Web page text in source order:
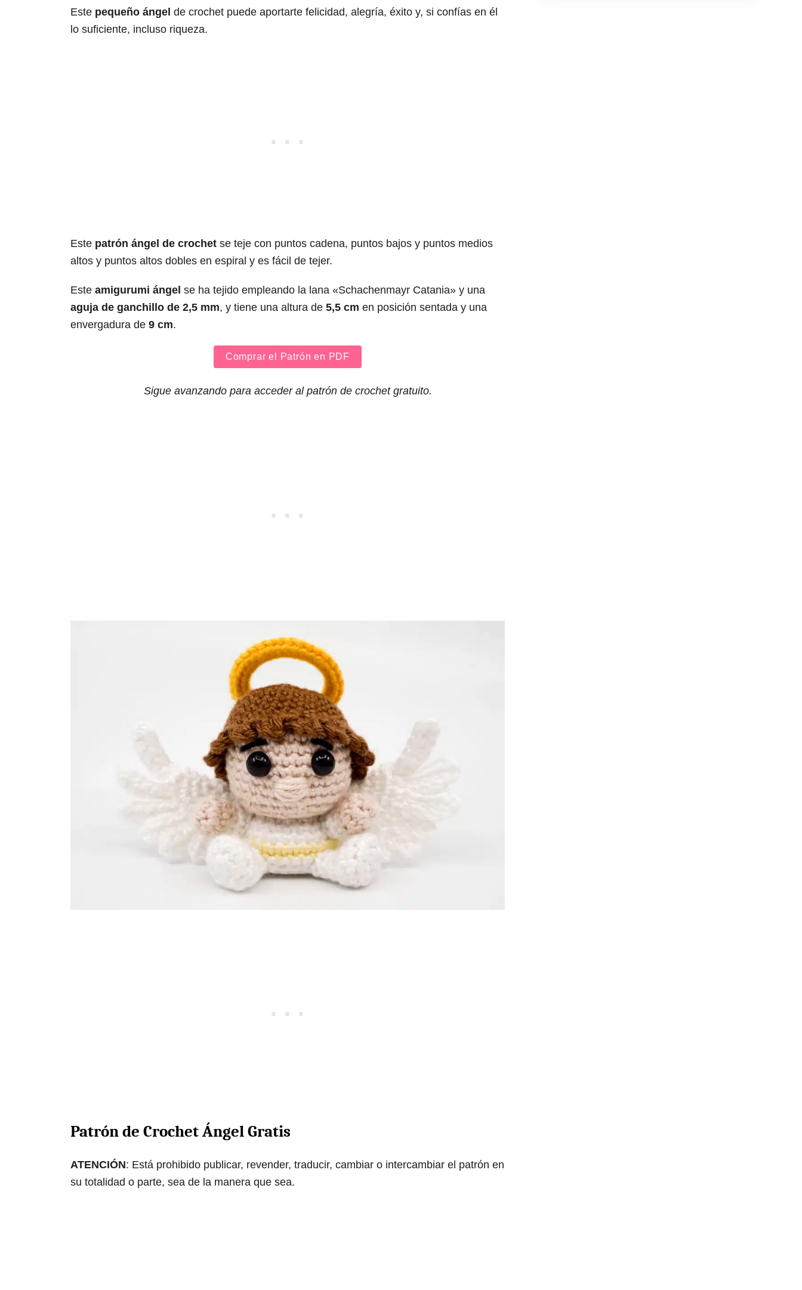
Este pequeño ángel de crochet puede aportarte felicidad, alegría, éxito y, si confías en él
lo suficiente, incluso riqueza.
Este patrón ángel de crochet se teje con puntos cadena, puntos bajos y puntos medios
altos y puntos altos dobles en espiral y es fácil de tejer.
Este amigurumi ángel se ha tejido empleando la lana «Schachenmayr Catania» y una
aguja de ganchillo de 2,5 mm, y tiene una altura de 5,5 cm en posición sentada y una
envergadura de 9 cm.
Comprar el Patrón en PDF
Sigue avanzando para acceder al patrón de crochet gratuito.
Patrón de Crochet Ángel Gratis
ATENCIÓN: Está prohibido publicar, revender, traducir, cambiar o intercambiar el patrón en
su totalidad o parte, sea de la manera que sea.